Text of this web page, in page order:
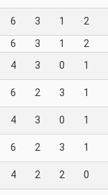
6 3 1 2
6 3 1 2
4 3 0 1
6 2 3 1
4 3 0 1
6 2 3 1
4 2 2 0